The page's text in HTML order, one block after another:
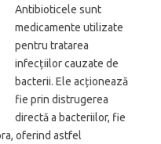
Antibioticele sunt
medicamente utilizate
pentru tratarea
infecțiilor cauzate de
bacterii. Ele acționează
fie prin distrugerea
directă a bacteriilor, fie
oferind astfel